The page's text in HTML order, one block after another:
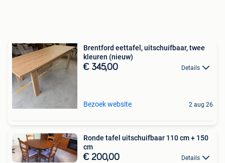
Brentford eettafel, uitschuifbaar, twee
kleuren (nieuw)
€ 345,00 Details
Bezoek website 2 aug 26
Ronde tafel uitschuifbaar 110 cm + 150
cm
€ 200,00 Details